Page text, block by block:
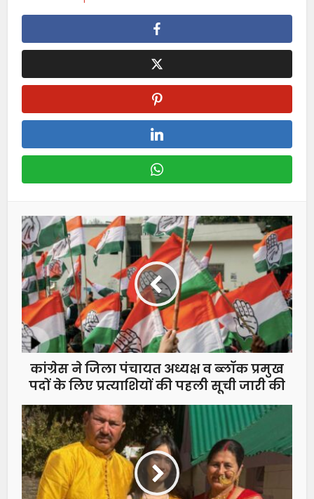
कांग्रेस ने जिला पंचायत अध्यक्ष व ब्लॉक प्रमुख
पदों के लिए प्रत्याशियों की पहली सूची जारी की